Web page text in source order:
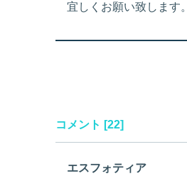
宜しくお願い致します。
コメント [22]
エスフォティア